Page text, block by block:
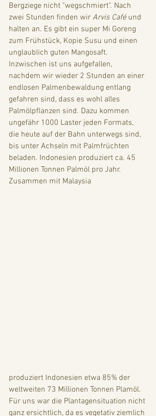
Bergziege nicht "wegschmiert". Nach
zwei Stunden finden wir Arvis Café und
halten an. Es gibt ein super Mi Goreng
zum Frühstück, Kopie Susu und einen
unglaublich guten Mangosaft.
Inzwischen ist uns aufgefallen,
nachdem wir wieder 2 Stunden an einer
endlosen Palmenbewaldung entlang
gefahren sind, dass es wohl alles
Palmölpflanzen sind. Dazu kommen
ungefähr 1000 Laster jeden Formats,
die heute auf der Bahn unterwegs sind,
bis unter Achseln mit Palmfrüchten
beladen. Indonesien produziert ca. 45
Millionen Tonnen Palmöl pro Jahr.
Zusammen mit Malaysia
produziert Indonesien etwa 85% der
weltweiten 73 Millionen Tonnen Plamöl.
Für uns war die Plantagensituation nicht
ganz ersichtlich, da es vegetativ ziemlich